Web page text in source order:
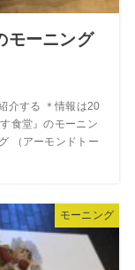
モーニング
介する ＊情報は20
食堂』のモーニン
（アーモンドトー
モーニング